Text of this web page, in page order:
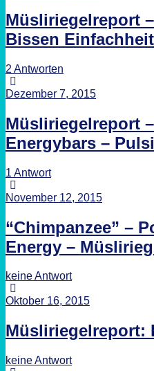
Müsliriegelreport
Bissen Einfachheit
2 Antworten
Dezember 7, 2015
Müsliriegelreport
Energybars –
1 Antwort
November 12, 2015
“Chimpanzee” –
Energy –
keine Antwort
Oktober 16, 2015
Müsliriegelreport:
keine Antwort